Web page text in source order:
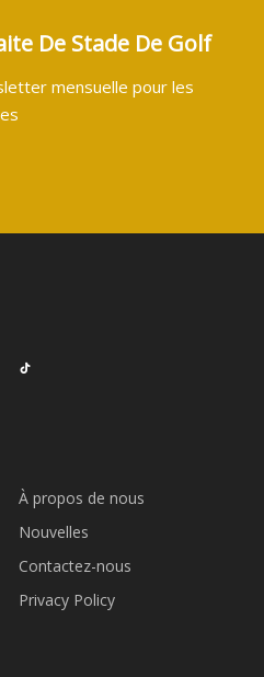
De Stade De Golf
mensuelle pour les
À propos de nous
Nouvelles
Contactez-nous
Privacy Policy